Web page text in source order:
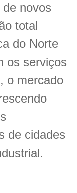
novos
total
do Norte
os serviços
o mercado
de cidades